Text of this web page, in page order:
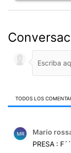
TODOS LOS
MR Mario
PRESA :